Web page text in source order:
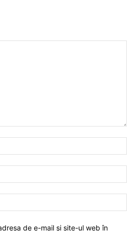
de e-mail și site-ul web în